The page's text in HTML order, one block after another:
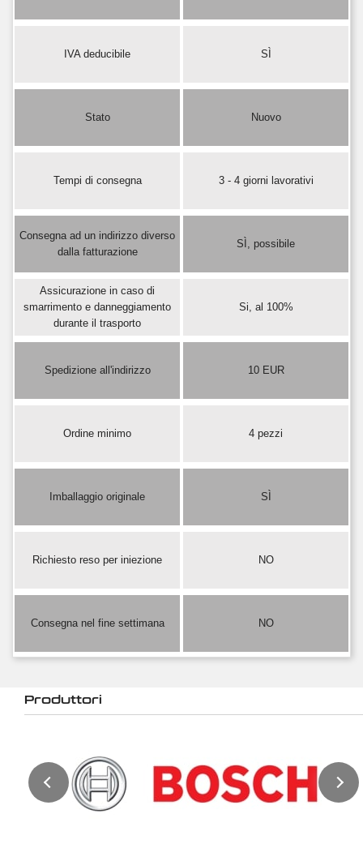
IVA deducibile SÌ
Stato Nuovo
Tempi di consegna 3 - 4 giorni lavorativi
Consegna ad un indirizzo diverso
dalla fatturazione
SÌ, possibile
Assicurazione in caso di
smarrimento e danneggiamento
durante il trasporto
Si, al 100%
Spedizione all'indirizzo 10 EUR
Ordine minimo 4 pezzi
Imballaggio originale SÌ
Richiesto reso per iniezione NO
Consegna nel fine settimana NO
Produttori